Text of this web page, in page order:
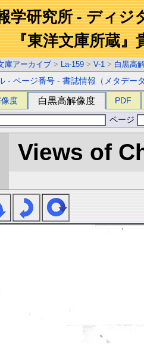
学研究所 - ディジ
『東洋文庫所蔵』
庫アーカイブ > La-159 > V-1 > 白黒高
-ページ番号 -書誌情報（メタデー
度 白黒高解像度 PDF
ページ
Views of